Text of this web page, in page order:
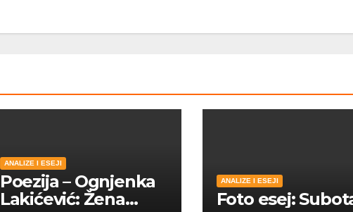
ANALIZE I ESEJI
Poezija – Ognjenka
Lakićević: Žena
ANALIZE I ESEJI
Foto esej: